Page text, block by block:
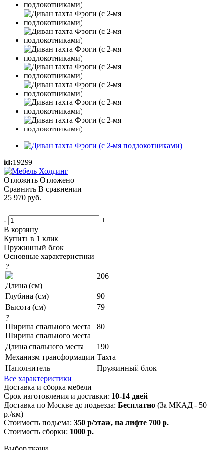
id:19299
Отложить Отложено
Сравнить В сравнении
25 970 руб.
-
+
В корзину
Купить в 1 клик
Пружинный блок
Основные характеристики
?
Длина (см)
206
Глубина (см)
90
Высота (см)
79
?
Ширина спального места
Ширина спального места
80
Длина спального места
190
Механизм трансформации Тахта
Наполнитель
Пружинный блок
Все характеристики
Доставка и сборка мебели
Срок изготовления и доставки: 10-14 дней
Доставка по Москве до подьезда: Бесплатно (За МКАД - 50
р./км)
Стоимость подьема: 350 р/этаж, на лифте 700 р.
Стоимость сборки: 1000 р.
Выбор ткани